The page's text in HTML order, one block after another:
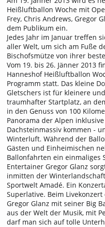
Heißluftballon Woche mit
Frey, Chris Andrews, Gregor
dem Publikum ein.
Jedes Jahr im Januar treffen
aller Welt, um sich am Fuße
Bischofsmütze von ihrer
Vom 19. bis 26. Jänner 2013
Hanneshof Heißluftballon
Programm statt. Das kleine
Gletschers ist für kleinere
traumhafter Startplatz, an
in den Genuss von 100
Panorama der Alpen
Dachsteinmassiv kommen -
Winterluft. Während der
Gästen und Einheimischen
Ballonfahrten ein einmaliges
Entertainer Gregor Glanz
inmitten der
Sportwelt Amadé. Ein
Superlative. Beim
Gregor Glanz mit seiner Big
aus der Welt der Musik, mit
darf man sich auf tolle